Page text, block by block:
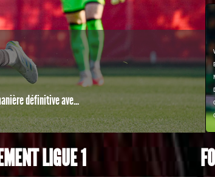
définitive ave...
LIGUE 1